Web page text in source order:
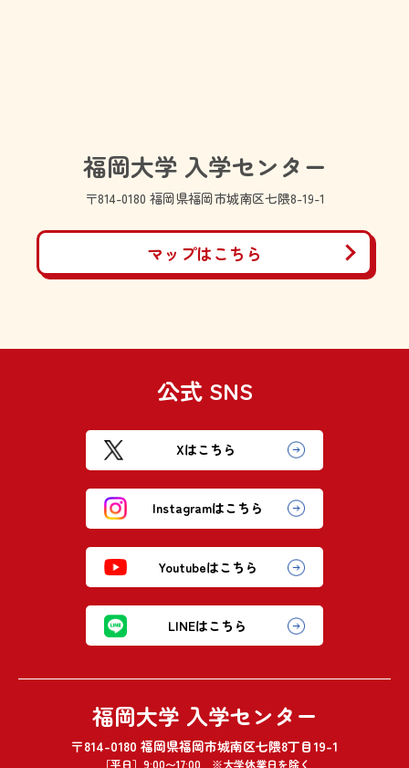
福岡大学 入学センター
〒814-0180 福岡県福岡市城南区七隈8-19-1
マップはこちら
公式 SNS
Xはこちら
Instagramはこちら
Youtubeはこちら
LINEはこちら
福岡大学 入学センター
〒814-0180 福岡県福岡市城南区七隈8丁目19-1
［平日］9:00〜17:00 ※大学休業日を除く